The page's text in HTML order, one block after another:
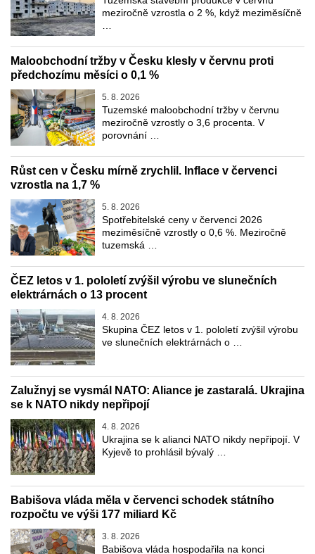
meziročně vzrostla o 2 %, když meziměsíčně
Maloobchodní tržby v Česku klesly v červnu proti
předchozímu měsíci o 0,1 %
5. 8. 2026
Tuzemské maloobchodní tržby v červnu
meziročně vzrostly o 3,6 procenta. V
porovnání …
Růst cen v Česku mírně zrychlil. Inflace v červenci
vzrostla na 1,7 %
5. 8. 2026
Spotřebitelské ceny v červenci 2026
meziměsíčně vzrostly o 0,6 %. Meziročně
tuzemská …
ČEZ letos v 1. pololetí zvýšil výrobu ve slunečních
elektrárnách o 13 procent
4. 8. 2026
Skupina ČEZ letos v 1. pololetí zvýšil výrobu
ve slunečních elektrárnách o …
Zalužnyj se vysmál NATO: Aliance je zastaralá. Ukrajina
se k NATO nikdy nepřipojí
4. 8. 2026
Ukrajina se k alianci NATO nikdy nepřipojí. V
Kyjevě to prohlásil bývalý …
Babišova vláda měla v červenci schodek státního
rozpočtu ve výši 177 miliard Kč
3. 8. 2026
Babišova vláda hospodařila na konci